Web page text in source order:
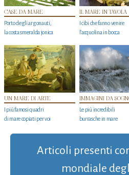
CASE DA MARE
Porto degli argonauti,
la costa smeralda jonica
IL MARE IN TAVOLA
I cibi che fanno venire
l’acquolina in bocca
UN MARE DI ARTE
I più famosi quadri
di mare copiati per voi
IMMAGINI DA
Le più incredibili
burrasche in mare
Articoli presenti
mondiale